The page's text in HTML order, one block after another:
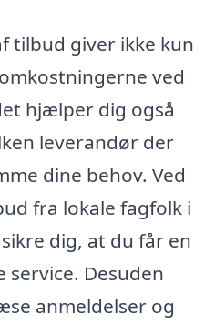
tilbud giver ikke kun
ved
hjælper dig også
leverandør der
dine behov. Ved
fra lokale fagfolk i
dig, at du får en
Desuden
anmeldelser og